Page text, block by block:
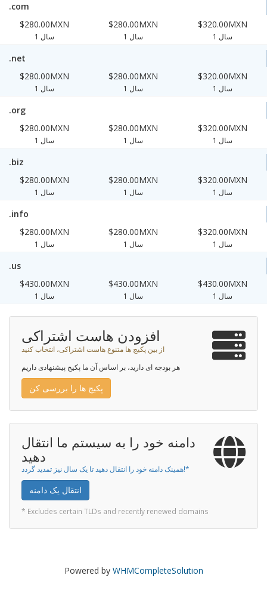
.com
$280.00MXN
1 سال
$280.00MXN
1 سال
$320.00MXN
1 سال
.net
$280.00MXN
1 سال
$280.00MXN
1 سال
$320.00MXN
1 سال
.org
$280.00MXN
1 سال
$280.00MXN
1 سال
$320.00MXN
1 سال
.biz
$280.00MXN
1 سال
$280.00MXN
1 سال
$320.00MXN
1 سال
.info
$280.00MXN
1 سال
$280.00MXN
1 سال
$320.00MXN
1 سال
.us
$430.00MXN
1 سال
$430.00MXN
1 سال
$430.00MXN
1 سال
افزودن هاست اشتراکی
از بین پکیج ها متنوع هاست اشتراکی، انتخاب کنید
هر بودجه ای دارید، بر اساس آن ما پکیج پیشنهادی داریم
پکیج ها را بررسی کن
دامنه خود را به سیستم ما انتقال
دهید
همینک دامنه خود را انتقال دهید تا یک سال نیز تمدید گردد!*
انتقال یک دامنه
* Excludes certain TLDs and recently renewed domains
Powered by WHMCompleteSolution